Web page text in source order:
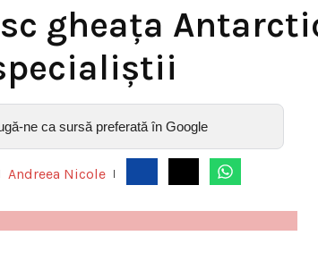
gheața
ne ca sursă preferată în Google
Andreea Nicole